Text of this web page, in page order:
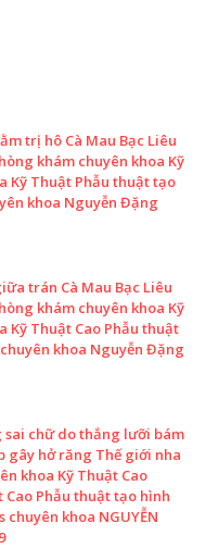
trị hô Cà Mau Bạc Liêu
khám chuyên khoa Kỹ
Kỹ Thuật Phẫu thuật tạo
khoa Nguyễn Đặng
trán Cà Mau Bạc Liêu
khám chuyên khoa Kỹ
Kỹ Thuật Cao Phẫu thuật
khoa Nguyễn Đặng
chữ do thắng lưỡi bám
gây hở răng Thế giới nha
khoa Kỹ Thuật Cao
Cao Phẫu thuật tạo hình
khoa NGUYỄN